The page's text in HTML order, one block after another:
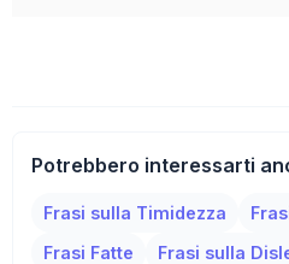
Potrebbero interessarti
Frasi sulla Timidezza
Frasi Fatte
Frasi sulla